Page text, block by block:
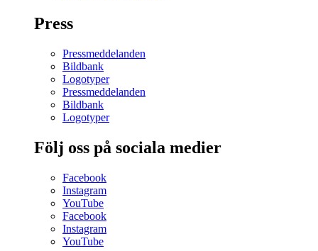
Press
Pressmeddelanden
Bildbank
Logotyper
Pressmeddelanden
Bildbank
Logotyper
Följ oss på sociala medier
Facebook
Instagram
YouTube
Facebook
Instagram
YouTube